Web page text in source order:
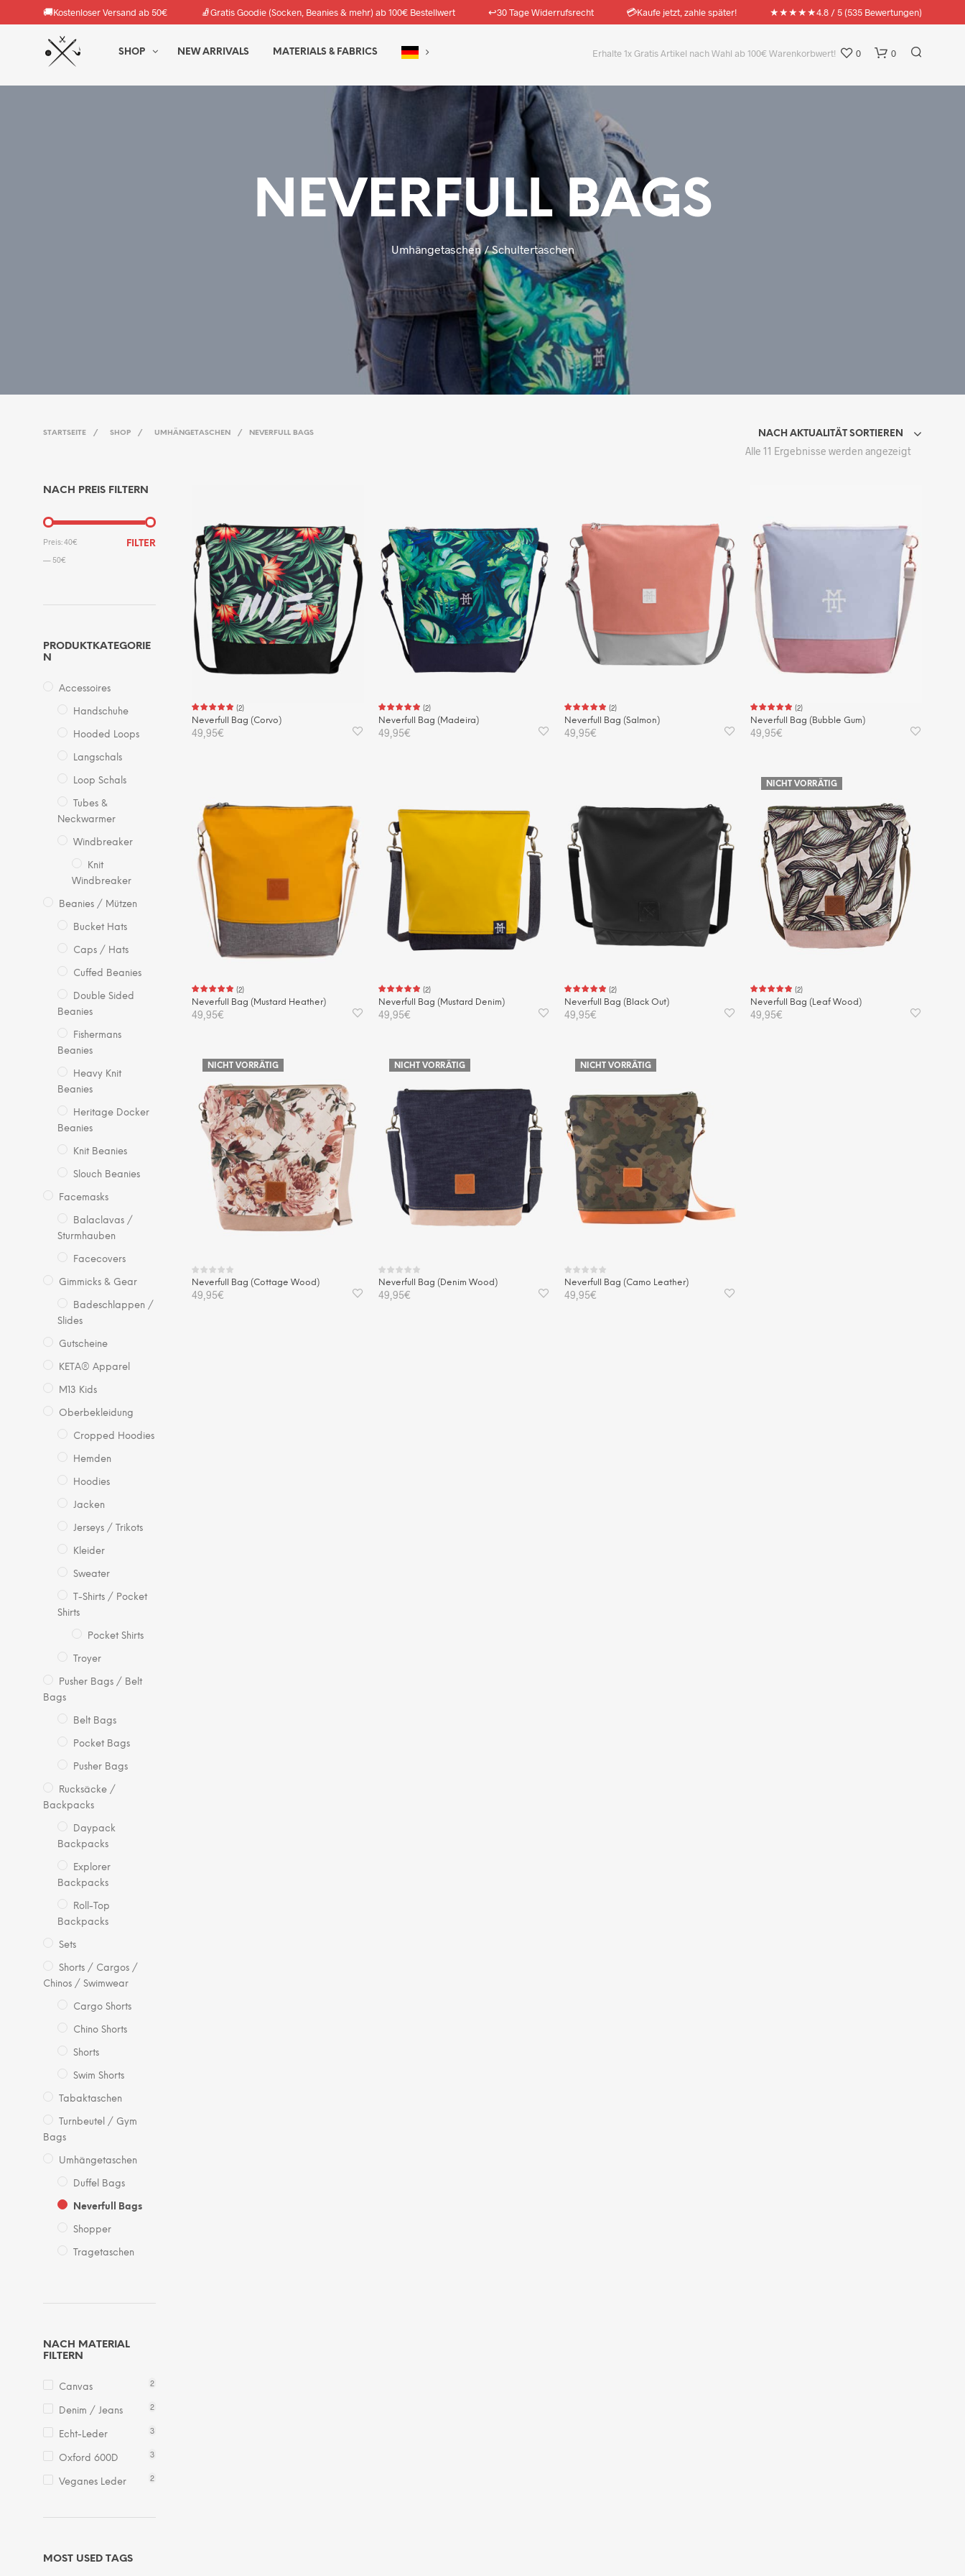
🚚Kostenloser Versand ab 50€ 🧦Gratis Goodie (Socken, Beanies & mehr) ab 100€ Bestellwert ↩️30 Tage Widerrufsrecht 💳Kaufe jetzt, zahle später! ★★★★★4.8 / 5 (535 Bewertungen)
Erhalte 1x Gratis Artikel nach Wahl ab 100€ Warenkorbwert! 0 0
SHOP NEW ARRIVALS MATERIALS & FABRICS
NEVERFULL BAGS
Umhängetaschen / Schultertaschen
STARTSEITE / SHOP / UMHÄNGETASCHEN / NEVERFULL BAGS NACH AKTUALITÄT SORTIEREN
Alle 11 Ergebnisse werden angezeigtNach
NACH PREIS FILTERN
MIN.
PREIS
MAX.
PREIS
FILTER
Preis:40€
— 50€
PRODUKTKATEGORIE
N
Accessoires
Handschuhe
Hooded Loops
Langschals
Loop Schals
Tubes &
Neckwarmer
Windbreaker
Knit
Windbreaker
Beanies / Mützen
Bucket Hats
Caps / Hats
Cuffed Beanies
Double Sided
Beanies
Fishermans
Beanies
Heavy Knit
Beanies
Heritage Docker
Beanies
Knit Beanies
Slouch Beanies
Facemasks
Balaclavas /
Sturmhauben
Facecovers
Gimmicks & Gear
Badeschlappen /
Slides
Gutscheine
KETA® Apparel
M13 Kids
Oberbekleidung
Cropped Hoodies
Hemden
Hoodies
Jacken
Jerseys / Trikots
Kleider
Sweater
T-Shirts / Pocket
Shirts
Pocket Shirts
Troyer
Pusher Bags / Belt
Bags
Belt Bags
Pocket Bags
Pusher Bags
Rucksäcke /
Backpacks
Daypack
Backpacks
Explorer
Backpacks
Roll-Top
Backpacks
Sets
Shorts / Cargos /
Chinos / Swimwear
Cargo Shorts
Chino Shorts
Shorts
Swim Shorts
Tabaktaschen
Turnbeutel / Gym
Bags
Umhängetaschen
Duffel Bags
Neverfull Bags
Shopper
Tragetaschen
NACH MATERIAL
FILTERN
Canvas 2
Denim / Jeans 2
Echt-Leder 3
Oxford 600D 3
Veganes Leder 2
MOST USED TAGS
(2)
Neverfull Bag (Corvo)
49,95€
(2)
Neverfull Bag (Madeira)
49,95€
(2)
Neverfull Bag (Salmon)
49,95€
(2)
Neverfull Bag (Bubble Gum)
49,95€
(2)
Neverfull Bag (Mustard Heather)
49,95€
(2)
Neverfull Bag (Mustard Denim)
49,95€
(2)
Neverfull Bag (Black Out)
49,95€
NICHT VORRÄTIG
(2)
Neverfull Bag (Leaf Wood)
49,95€
NICHT VORRÄTIG
Neverfull Bag (Cottage Wood)
49,95€
NICHT VORRÄTIG
Neverfull Bag (Denim Wood)
49,95€
NICHT VORRÄTIG
Neverfull Bag (Camo Leather)
49,95€